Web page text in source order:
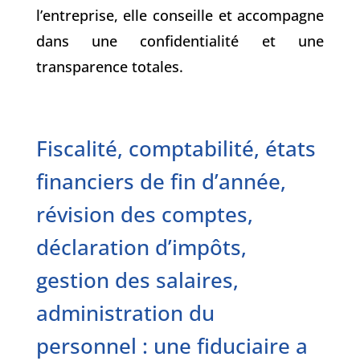
l’entreprise, elle conseille et accompagne
dans une confidentialité et une
transparence totales.
Fiscalité, comptabilité, états
financiers de fin d’année,
révision des comptes,
déclaration d’impôts,
gestion des salaires,
administration du
personnel : une fiduciaire a